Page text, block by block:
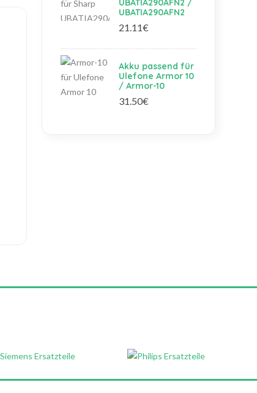
UBATIA290AFN2 /
UBATIA290AFN2
21.11€
Akku passend für
Ulefone Armor 10
/ Armor-10
31.50€